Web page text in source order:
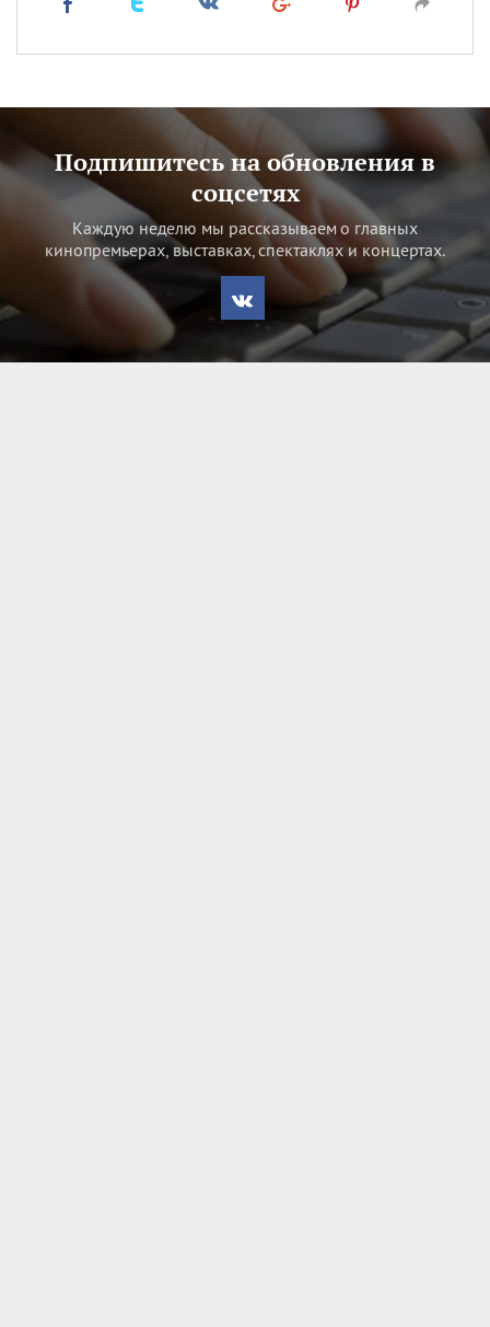
Подпишитесь на обновления в
соцсетях
Каждую неделю мы рассказываем о главных
кинопремьерах, выставках, спектаклях и концертах.